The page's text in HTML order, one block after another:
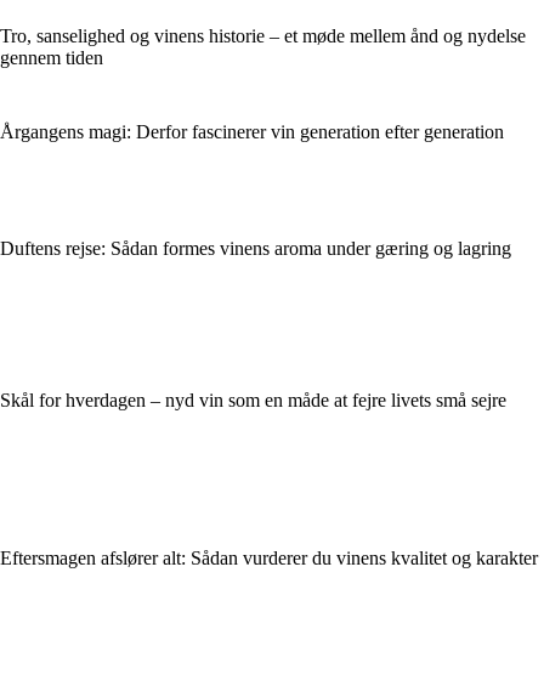
Tro, sanselighed og vinens historie – et møde mellem ånd og nydelse
gennem tiden
Årgangens magi: Derfor fascinerer vin generation efter generation
Duftens rejse: Sådan formes vinens aroma under gæring og lagring
Skål for hverdagen – nyd vin som en måde at fejre livets små sejre
Eftersmagen afslører alt: Sådan vurderer du vinens kvalitet og karakter